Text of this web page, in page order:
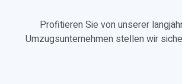
Profitieren Sie von unserer
Umzugsunternehmen stellen wir